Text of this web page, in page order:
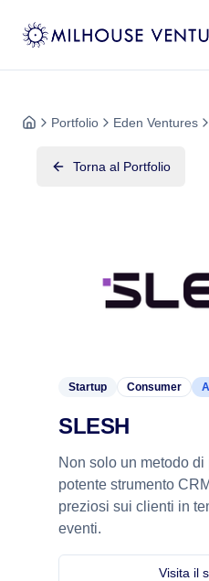
Portfolio Eden Ventures
Torna al Portfolio
Startup Consumer
SLESH
Non solo un metodo
potente strumento
preziosi sui clienti in
eventi.
Visita il